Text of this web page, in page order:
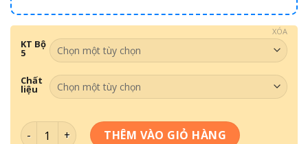
KT Bộ
5
Chất
liệu
XÓA
Tranh Tối Giản - Tranh ĐH Decor DC5-044 số lượng
THÊM VÀO GIỎ HÀNG